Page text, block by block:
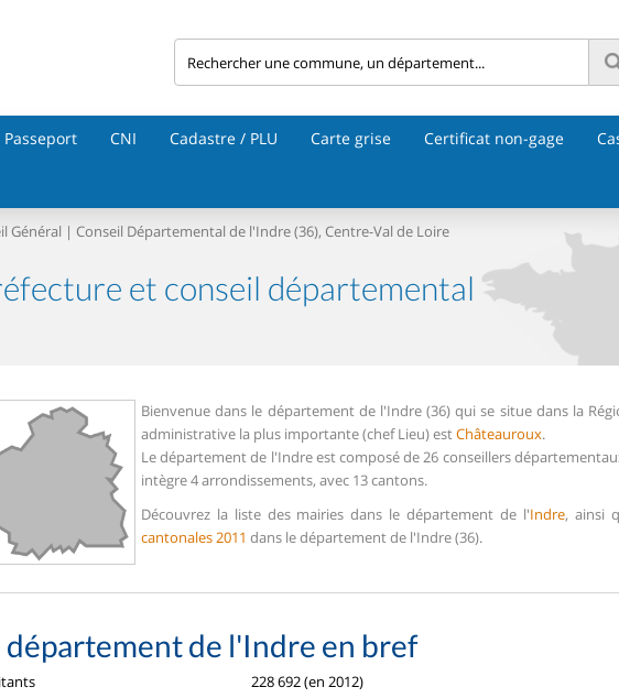
Passeport CNI Cadastre / PLU Carte grise Certificat non-gage
Général | Conseil Départemental de l'Indre (36), Centre-Val de Loire
et conseil départemental
Bienvenue dans le département de l'Indre (36) qui se situe dans la
administrative la plus importante (chef Lieu) estChâteauroux.
Le département de l'Indre est composé de 26 conseillers
intègre 4 arrondissements, avec 13 cantons.
Découvrez la liste des mairies dans le département de l'Indre, ainsi
cantonales 2011 dans le département de l'Indre (36).
département de l'Indre en bref
228 692 (en 2012)